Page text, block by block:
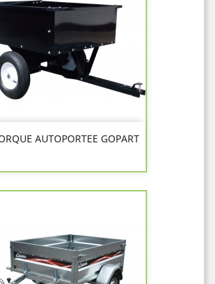
AUTOPORTEE GOPART